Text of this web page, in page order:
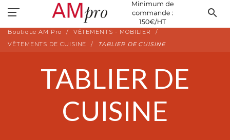
search
Boutique AM Pro
VÊTEMENTS - MOBILIER
VÊTEMENTS DE CUISINE
TABLIER DE CUISINE
TABLIER DE
CUISINE